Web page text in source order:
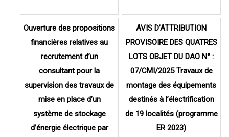
AVIS D’ATTRIBUTION
PROVISOIRE DES QUATRES
LOTS OBJET DU DAO N° :
07/CMI/2025 Travaux de
montage des équipements
destinés à l’électrification
de 19 localités (programme
ER 2023)
Ouverture des propositions
financières relatives au
recrutement d’un
consultant pour la
supervision des travaux de
mise en place d’un
système de stockage
d’énergie électrique par